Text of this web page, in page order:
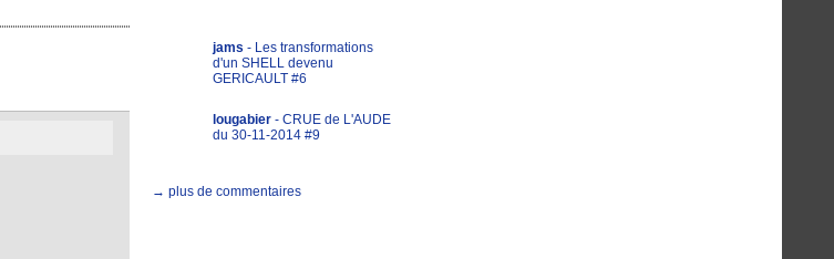
jams - Les transformations
d'un SHELL devenu
GERICAULT #6
lougabier - CRUE de L'AUDE
du 30-11-2014 #9
→ plus de commentaires